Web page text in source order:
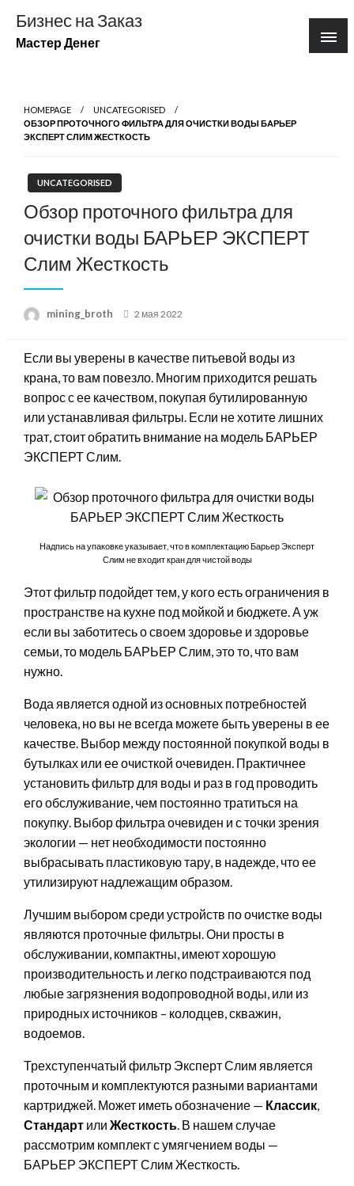
содержимому
Бизнес на Заказ
Мастер Денег
HOMEPAGE
UNCATEGORISED
ОБЗОР ПРОТОЧНОГО ФИЛЬТРА ДЛЯ ОЧИСТКИ ВОДЫ БАРЬЕР
ЭКСПЕРТ СЛИМ ЖЕСТКОСТЬ
UNCATEGORISED
Обзор проточного фильтра для
очистки воды БАРЬЕР ЭКСПЕРТ
Слим Жесткость
mining_broth
Posted
2 мая 2022
Если вы уверены в качестве питьевой воды из
крана, то вам повезло. Многим приходится решать
вопрос с ее качеством, покупая бутилированную
или устанавливая фильтры. Если не хотите лишних
трат, стоит обратить внимание на модель БАРЬЕР
ЭКСПЕРТ Слим.
Надпись на упаковке указывает, что в комплектацию Барьер Эксперт
Слим не входит кран для чистой воды
Этот фильтр подойдет тем, у кого есть ограничения в
пространстве на кухне под мойкой и бюджете. А уж
если вы заботитесь о своем здоровье и здоровье
семьи, то модель БАРЬЕР Слим, это то, что вам
нужно.
Вода является одной из основных потребностей
человека, но вы не всегда можете быть уверены в ее
качестве. Выбор между постоянной покупкой воды в
бутылках или ее очисткой очевиден. Практичнее
установить фильтр для воды и раз в год проводить
его обслуживание, чем постоянно тратиться на
покупку. Выбор фильтра очевиден и с точки зрения
экологии — нет необходимости постоянно
выбрасывать пластиковую тару, в надежде, что ее
утилизируют надлежащим образом.
Лучшим выбором среди устройств по очистке воды
являются проточные фильтры. Они просты в
обслуживании, компактны, имеют хорошую
производительность и легко подстраиваются под
любые загрязнения водопроводной воды, или из
природных источников – колодцев, скважин,
водоемов.
Трехступенчатый фильтр Эксперт Слим является
проточным и комплектуются разными вариантами
картриджей. Может иметь обозначение — Классик,
Стандарт или Жесткость. В нашем случае
рассмотрим комплект с умягчением воды —
БАРЬЕР ЭКСПЕРТ Слим Жесткость.